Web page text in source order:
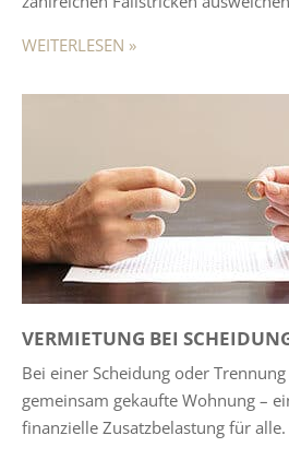
WEITERLESEN »
VERMIETUNG BEI
Bei einer Scheidung oder
gemeinsam gekaufte Wohnung –
finanzielle Zusatzbelastung für alle.